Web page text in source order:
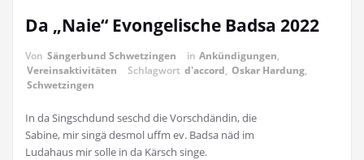
Da „Naie“ Evongelische Badsa 2022
Von Sängerbund Schwetzingen in Ankündigungen,
Vereinsaktivitäten
Schlagwort d'accord, Oskar Hardung,
Schwetzingen
In da Singschdund seschd die Vorschdändin, die
Sabine, mir singä desmol uffm ev. Badsa näd im
Ludahaus mir solle in da Kärsch singe.